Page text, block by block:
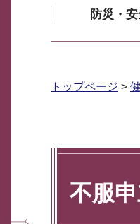
防災・
トップページ >
不服